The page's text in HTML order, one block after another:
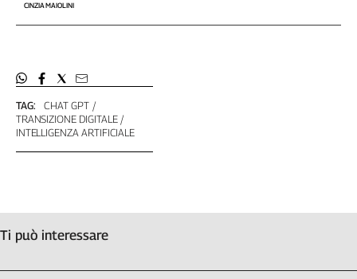
TAG:
CHAT GPT
TRANSIZIONE DIGITALE
INTELLIGENZA ARTIFICIALE
CINZIA MAIOLINI
Ti può interessare